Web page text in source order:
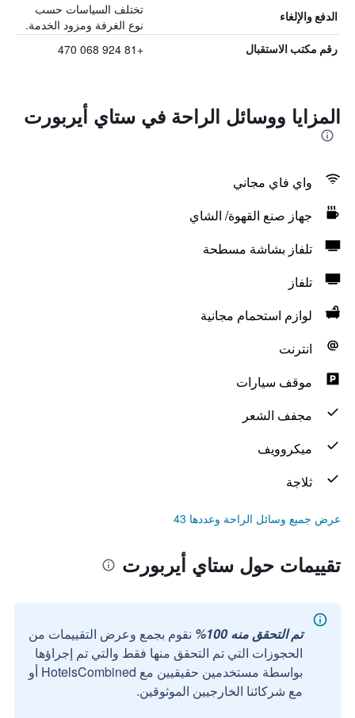
الدفع والإلغاء
تختلف السياسات حسب
نوع الغرفة ومزود الخدمة.
رقم مكتب الاستقبال +81 924 068 470
المزايا ووسائل الراحة في ستاي أيربورت
واي فاي مجاني
جهاز صنع القهوة/ الشاي
تلفاز بشاشة مسطحة
تلفاز
لوازم استحمام مجانية
انترنت
موقف سيارات
مجفف الشعر
ميكروويف
ثلاجة
عرض جميع وسائل الراحة وعددها 43
تقييمات حول ستاي أيربورت
تم التحقق منه 100%
نقوم بجمع وعرض التقييمات من
الحجوزات التي تم التحقق منها فقط والتي تم إجراؤها
بواسطة مستخدمين حقيقيين مع HotelsCombined أو
مع شركائنا الخارجيين الموثوقين.